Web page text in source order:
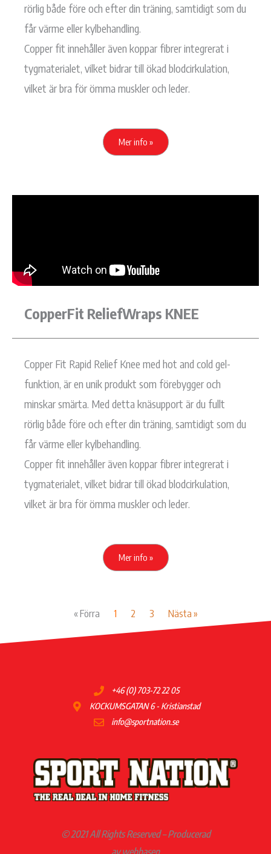
rörlig både före och efter din träning, samtidigt som du
får värme eller kylbehandling.
Copper fit innehåller även koppar fibrer integrerat i
tygmaterialet, vilket bidrar till ökad blodcirkulation,
vilket är bra för ömma muskler och leder.
Mer info »
CopperFit ReliefWraps KNEE
Copper Fit Rapid Relief Knee med hot and cold gel-
funktion, är en unik produkt som förebygger och
minskar smärta. Med detta knäsupport är du fullt
rörlig både före och efter din träning, samtidigt som du
får värme eller kylbehandling.
Copper fit innehåller även koppar fibrer integrerat i
tygmaterialet, vilket bidrar till ökad blodcirkulation,
vilket är bra för ömma muskler och leder.
Mer info »
« Förra 1 2 3 Nästa »
+46 (0) 703-72 22 05
KOCKUMSGATAN 6 - Kristianstad
info@sportnation.se
© 2021 All Rights Reserved – Producerad
av webbasen